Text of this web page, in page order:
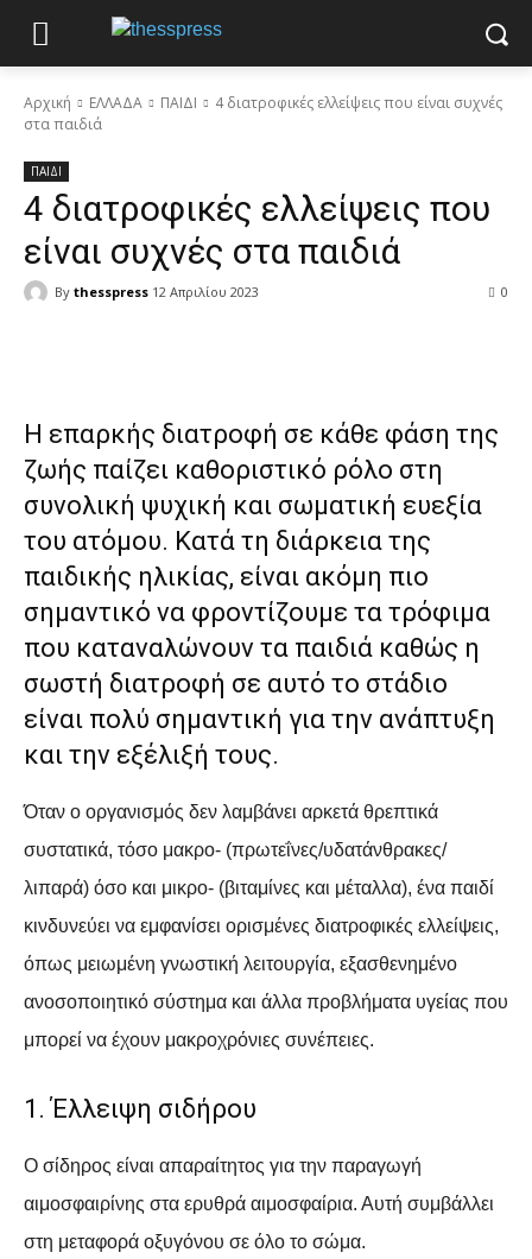
Αρχική ΕΛΛΑΔΑ ΠΑΙΔΙ
4 διατροφικές ελλείψεις που είναι συχνές
στα παιδιά
ΠΑΙΔΙ
4 διατροφικές ελλείψεις που
είναι συχνές στα παιδιά
By thesspress 12 Απριλίου 2023 0
Η επαρκής διατροφή σε κάθε φάση της
ζωής παίζει καθοριστικό ρόλο στη
συνολική ψυχική και σωματική ευεξία
του ατόμου. Κατά τη διάρκεια της
παιδικής ηλικίας, είναι ακόμη πιο
σημαντικό να φροντίζουμε τα τρόφιμα
που καταναλώνουν τα παιδιά καθώς η
σωστή διατροφή σε αυτό το στάδιο
είναι πολύ σημαντική για την ανάπτυξη
και την εξέλιξή τους.
Όταν ο οργανισμός δεν λαμβάνει αρκετά θρεπτικά
συστατικά, τόσο μακρο- (πρωτεΐνες/υδατάνθρακες/
λιπαρά) όσο και μικρο- (βιταμίνες και μέταλλα), ένα παιδί
κινδυνεύει να εμφανίσει ορισμένες διατροφικές ελλείψεις,
όπως μειωμένη γνωστική λειτουργία, εξασθενημένο
ανοσοποιητικό σύστημα και άλλα προβλήματα υγείας που
μπορεί να έχουν μακροχρόνιες συνέπειες.
1. Έλλειψη σιδήρου
Ο σίδηρος είναι απαραίτητος για την παραγωγή
αιμοσφαιρίνης στα ερυθρά αιμοσφαίρια. Αυτή συμβάλλει
στη μεταφορά οξυγόνου σε όλο το σώμα.